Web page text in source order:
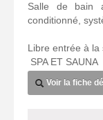
Salle de bain
conditionné,
Libre entrée à la
SPA ET
Voir la fiche